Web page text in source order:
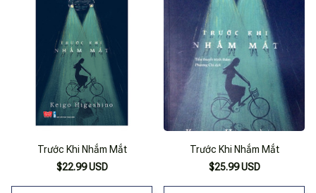
Trước Khi Nhắm Mắt
$22.99 USD
Trước Khi Nhắm Mắt
$25.99 USD